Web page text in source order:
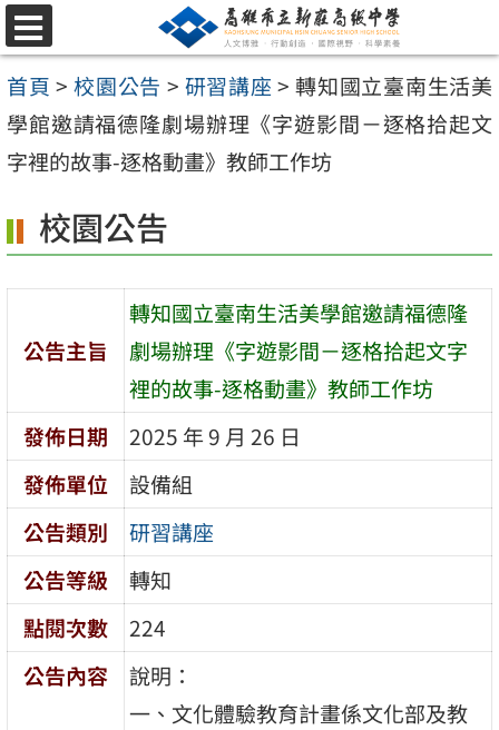
跳
至
主
要
內
區
選
單
首頁 > 校園公告 > 研習講座 > 轉知國立臺南生活美
學館邀請福德隆劇場辦理《字遊影間－逐格拾起文
字裡的故事-逐格動畫》教師工作坊
校園公告
公告主旨
轉知國立臺南生活美學館邀請福德隆
劇場辦理《字遊影間－逐格拾起文字
裡的故事-逐格動畫》教師工作坊
發佈日期
2025 年 9 月 26 日
發佈單位
設備組
公告類別
研習講座
公告等級
轉知
點閱次數
224
公告內容
說明：
一、文化體驗教育計畫係文化部及教